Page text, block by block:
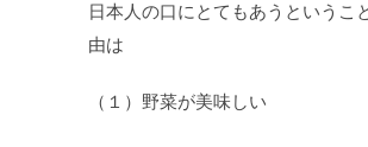
日本人の口にとてもあうというこ
由は
（１）野菜が美味しい